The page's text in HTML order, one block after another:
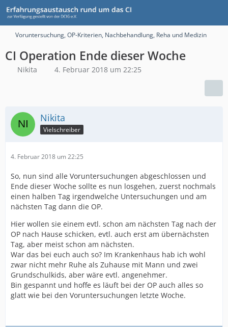
Voruntersuchung, OP-Kriterien, Nachbehandlung, Reha und Medizin
CI Operation Ende dieser Woche
Nikita 4. Februar 2018 um 22:25
Nikita
Vielschreiber
4. Februar 2018 um 22:25
So, nun sind alle Voruntersuchungen abgeschlossen und
Ende dieser Woche sollte es nun losgehen, zuerst nochmals
einen halben Tag irgendwelche Untersuchungen und am
nächsten Tag dann die OP.
Hier wollen sie einem evtl. schon am nächsten Tag nach der
OP nach Hause schicken, evtl. auch erst am übernächsten
Tag, aber meist schon am nächsten.
War das bei euch auch so? Im Krankenhaus hab ich wohl
zwar nicht mehr Ruhe als Zuhause mit Mann und zwei
Grundschulkids, aber wäre evtl. angenehmer.
Bin gespannt und hoffe es läuft bei der OP auch alles so
glatt wie bei den Voruntersuchungen letzte Woche.